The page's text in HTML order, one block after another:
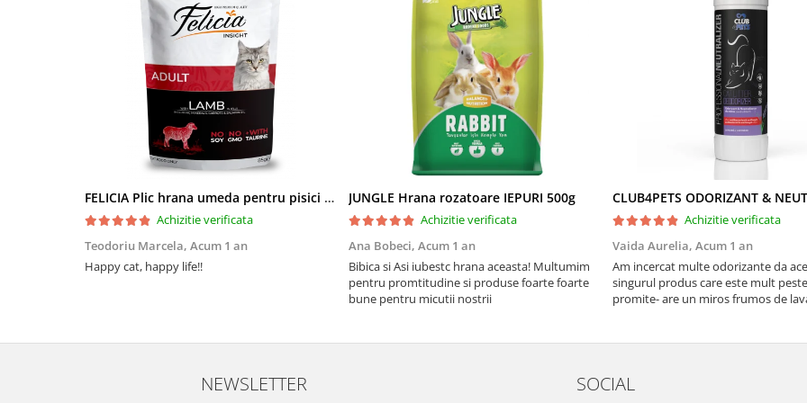
FELICIA Plic hrana umeda pentru pisici adulte, cu Miel, Set 12x85g
Achizitie verificata
Teodoriu Marcela, Acum 1 an
Happy cat, happy life!!
JUNGLE Hrana rozatoare IEPURI 500g
Achizitie verificata
Ana Bobeci, Acum 1 an
Bibica si Asi iubestc hrana aceasta! Multumim
pentru promtitudine si produse foarte foarte
bune pentru micutii nostrii
Achizitie verificata
Vaida Aurelia, Acum 1 an
Am incercat multe odorizante da
singurul produs care este mult
promite- are un miros frumos de
NEWSLETTER SOCIAL